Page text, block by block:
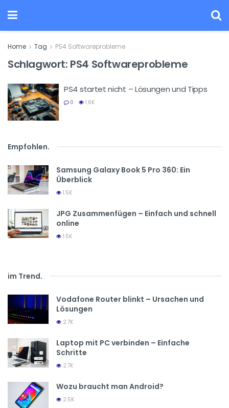
Home Tag PS4 Softwareprobleme
Schlagwort: PS4 Softwareprobleme
PS4 startet nicht – Lösungen und Tipps
0 1.6K
Empfohlen.
Samsung Galaxy Book 5 Pro 360: Ein
Überblick
1.5K
JPG Zusammenfügen – Einfach und schnell
online
1.5K
im Trend.
Vodafone Router blinkt – Ursachen und
Lösungen
2.7K
Laptop mit PC verbinden – Einfache
Schritte
2.7K
Wozu braucht man Android?
2.5K